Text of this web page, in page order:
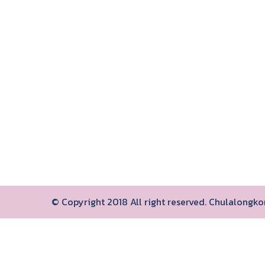
© Copyright 2018 All right reserved.